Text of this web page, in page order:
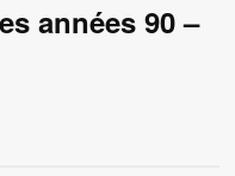
années 90 –